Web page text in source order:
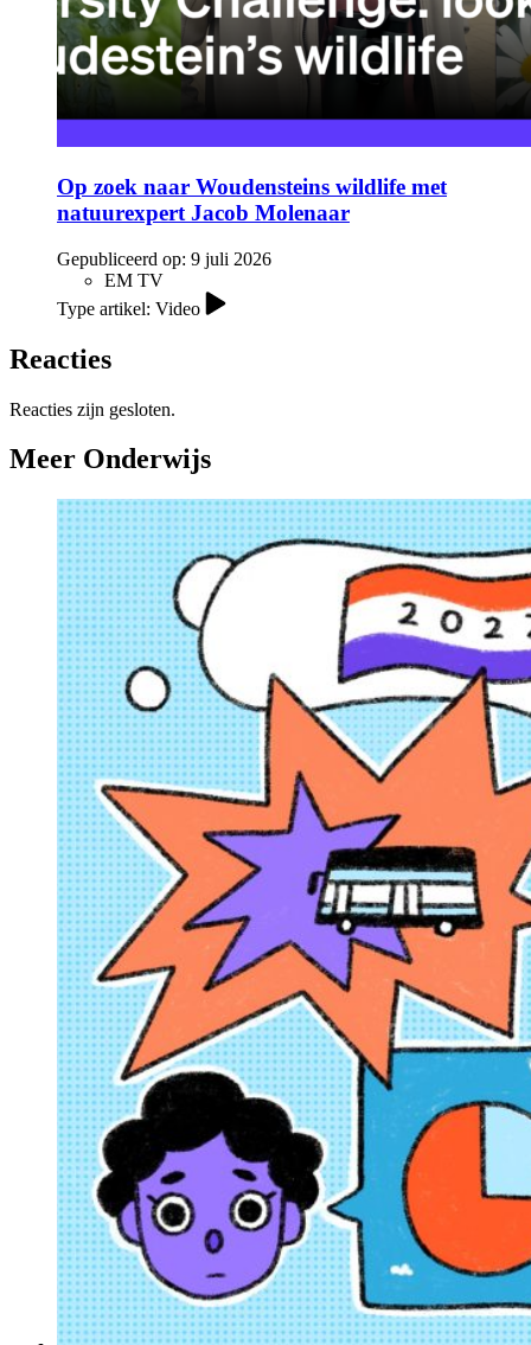
Op zoek naar Woudensteins wildlife met
natuurexpert Jacob Molenaar
Gepubliceerd op: 9 juli 2026
EM TV
Type artikel: Video
Reacties
Reacties zijn gesloten.
Meer Onderwijs